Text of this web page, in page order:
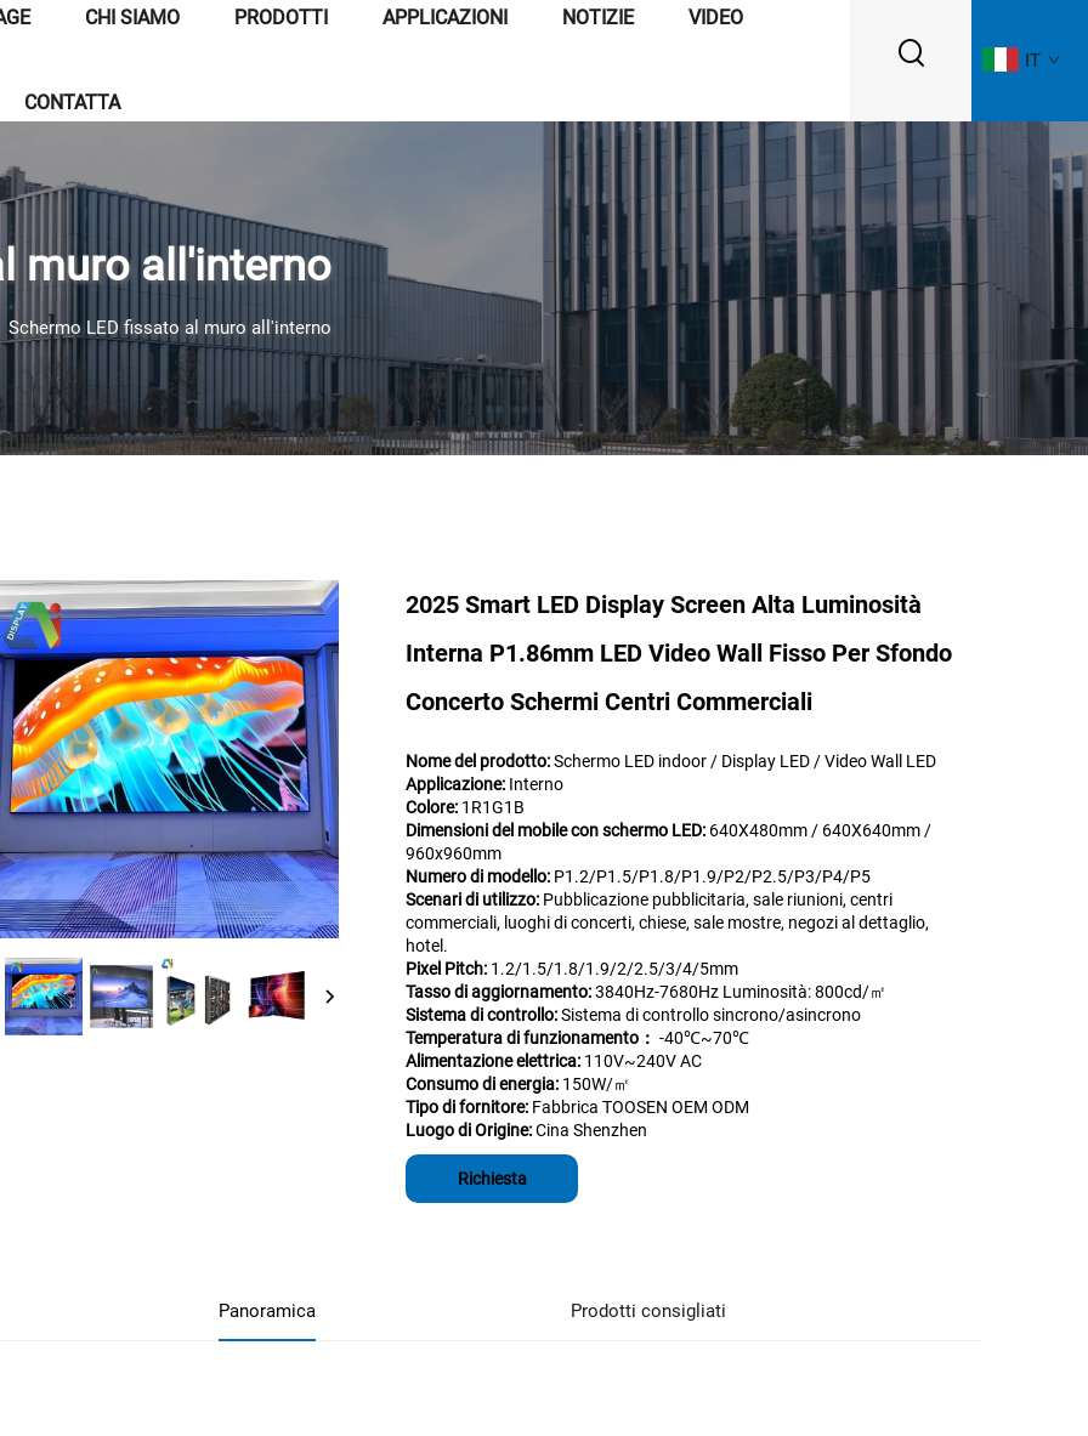
CHI SIAMO PRODOTTI APPLICAZIONI NOTIZIE VIDEO
CONTATTA
IT
muro all'interno
Schermo LED fissato al muro all'interno
2025 Smart LED Display Screen Alta Luminosità
Interna P1.86mm LED Video Wall Fisso Per Sfondo
Concerto Schermi Centri Commerciali
Nome del prodotto:Schermo LED indoor / Display LED / Video Wall LED
Applicazione: Interno
Colore: 1R1G1B
Dimensioni del mobile con schermo LED: 640X480mm / 640X640mm /
960x960mm
Numero di modello: P1.2/P1.5/P1.8/P1.9/P2/P2.5/P3/P4/P5
Scenari di utilizzo: Pubblicazione pubblicitaria, sale riunioni, centri
commerciali, luoghi di concerti, chiese, sale mostre, negozi al dettaglio,
hotel.
Pixel Pitch: 1.2/1.5/1.8/1.9/2/2.5/3/4/5mm
Tasso di aggiornamento:3840Hz-7680Hz Luminosità: 800cd/㎡
Sistema di controllo:Sistema di controllo sincrono/asincrono
Temperatura di funzionamento： -40℃~70℃
Alimentazione elettrica: 110V~240V AC
Consumo di energia: 150W/㎡
Tipo di fornitore: Fabbrica TOOSEN OEM ODM
Luogo di Origine:Cina Shenzhen
Richiesta
Panoramica Prodotti consigliati